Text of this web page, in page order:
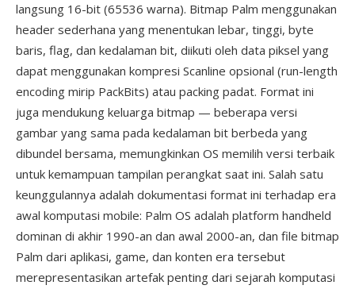
langsung 16-bit (65536 warna). Bitmap Palm menggunakan
header sederhana yang menentukan lebar, tinggi, byte
baris, flag, dan kedalaman bit, diikuti oleh data piksel yang
dapat menggunakan kompresi Scanline opsional (run-length
encoding mirip PackBits) atau packing padat. Format ini
juga mendukung keluarga bitmap — beberapa versi
gambar yang sama pada kedalaman bit berbeda yang
dibundel bersama, memungkinkan OS memilih versi terbaik
untuk kemampuan tampilan perangkat saat ini. Salah satu
keunggulannya adalah dokumentasi format ini terhadap era
awal komputasi mobile: Palm OS adalah platform handheld
dominan di akhir 1990-an dan awal 2000-an, dan file bitmap
Palm dari aplikasi, game, dan konten era tersebut
merepresentasikan artefak penting dari sejarah komputasi